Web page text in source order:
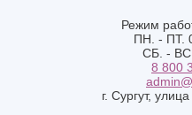
Режим
ПН. - ПТ.
СБ. -
8 800
г. Сургут,